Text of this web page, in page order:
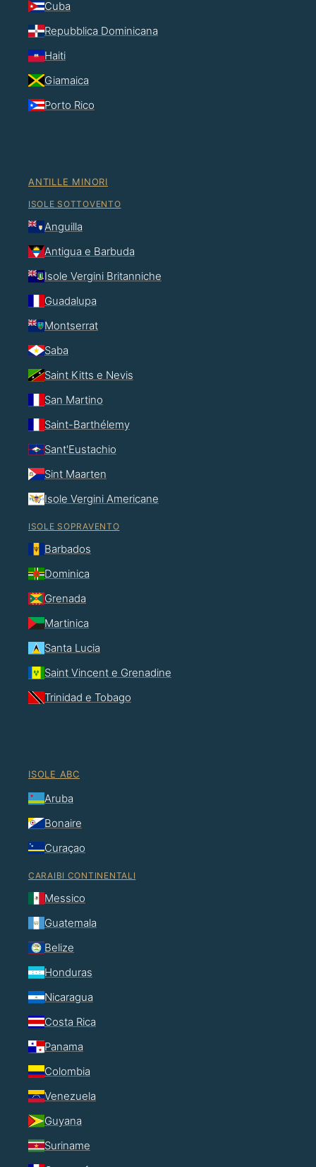
Cuba
Repubblica Dominicana
Haiti
Giamaica
Porto Rico
ANTILLE MINORI
ISOLE SOTTOVENTO
Anguilla
Antigua e Barbuda
Isole Vergini Britanniche
Guadalupa
Montserrat
Saba
Saint Kitts e Nevis
San Martino
Saint-Barthélemy
Sant'Eustachio
Sint Maarten
Isole Vergini Americane
ISOLE SOPRAVENTO
Barbados
Dominica
Grenada
Martinica
Santa Lucia
Saint Vincent e Grenadine
Trinidad e Tobago
ISOLE ABC
Aruba
Bonaire
Curaçao
CARAIBI CONTINENTALI
Messico
Guatemala
Belize
Honduras
Nicaragua
Costa Rica
Panama
Colombia
Venezuela
Guyana
Suriname